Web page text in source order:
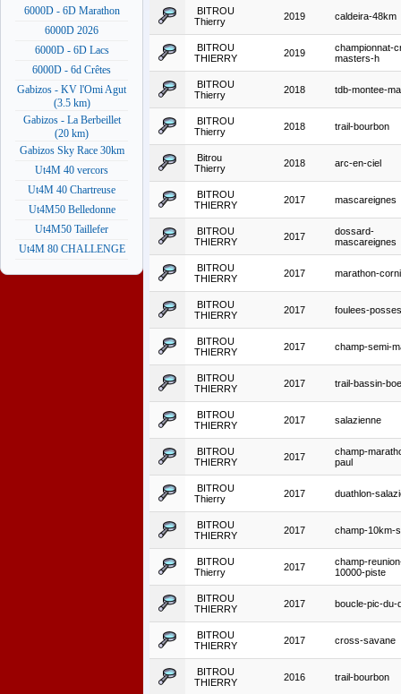
6000D - 6D Marathon
6000D 2026
6000D - 6D Lacs
6000D - 6d Crêtes
Gabizos - KV l'Omi Agut
(3.5 km)
Gabizos - La Berbeillet
(20 km)
Gabizos Sky Race 30km
Ut4M 40 vercors
Ut4M 40 Chartreuse
Ut4M50 Belledonne
Ut4M50 Taillefer
Ut4M 80 CHALLENGE
BITROU
Thierry
2019 caldeira-48km
BITROU
THIERRY
2019
championnat-
masters-h
BITROU
Thierry
2018 tdb-montee-
BITROU
Thierry
2018 trail-bourbon
Bitrou
Thierry
2018 arc-en-ciel
BITROU
THIERRY
2017 mascareignes
BITROU
THIERRY
2017
dossard-
mascareignes
BITROU
THIERRY
2017 marathon-
BITROU
THIERRY
2017 foulees-
BITROU
THIERRY
2017 champ-semi-
BITROU
THIERRY
2017 trail-bassin-
BITROU
THIERRY
2017 salazienne
BITROU
THIERRY
2017
champ-
paul
BITROU
Thierry
2017 duathlon-
BITROU
THIERRY
2017 champ-10km-
BITROU
Thierry
2017
champ-
10000-piste
BITROU
THIERRY
2017 boucle-pic-du-
BITROU
THIERRY
2017 cross-savane
BITROU
THIERRY
2016 trail-bourbon